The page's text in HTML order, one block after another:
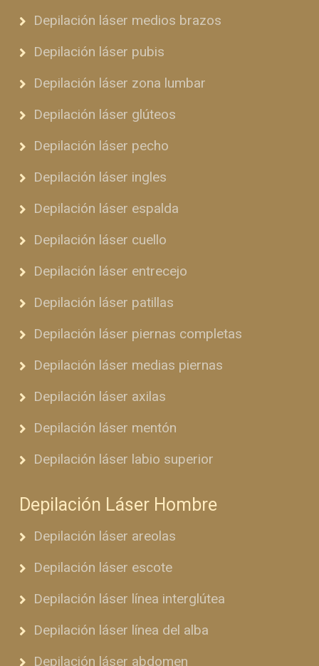
Depilación láser medios brazos
Depilación láser pubis
Depilación láser zona lumbar
Depilación láser glúteos
Depilación láser pecho
Depilación láser ingles
Depilación láser espalda
Depilación láser cuello
Depilación láser entrecejo
Depilación láser patillas
Depilación láser piernas completas
Depilación láser medias piernas
Depilación láser axilas
Depilación láser mentón
Depilación láser labio superior
Depilación Láser Hombre
Depilación láser areolas
Depilación láser escote
Depilación láser línea interglútea
Depilación láser línea del alba
Depilación láser abdomen